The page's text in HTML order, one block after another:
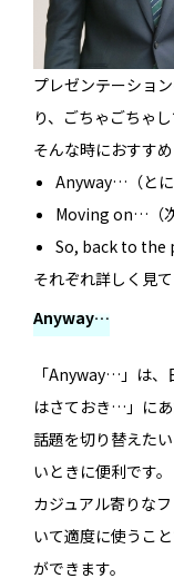
プレゼンテーショ
り、ごちゃごちゃ
そんな時におすす
Anyway…（とに
Moving on…（
So, back to the
それぞれ詳しく見て
Anyway…
「Anyway…」は
はさておき…」にあ
話題を切り替えた
いときに便利です。
カジュアル寄りな
いて適度に使うこ
ができます。